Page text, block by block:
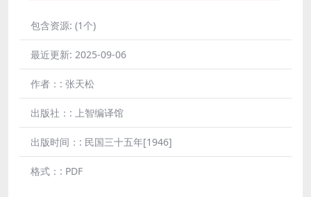
包含资源: (1个)
最近更新: 2025-09-06
作者：: 张天松
出版社：: 上智编译馆
出版时间：: 民国三十五年[1946]
格式：: PDF